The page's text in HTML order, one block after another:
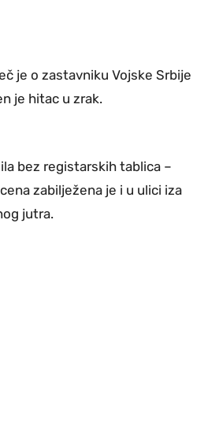
je o zastavniku Vojske Srbije
je hitac u zrak.
bez registarskih tablica –
zabilježena je i u ulici iza
jutra.